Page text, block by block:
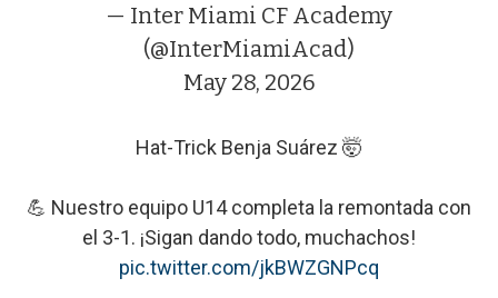
— Inter Miami CF Academy
(@InterMiamiAcad)
May 28, 2026
Hat-Trick Benja Suárez 🤯
💪 Nuestro equipo U14 completa la remontada con
el 3-1. ¡Sigan dando todo, muchachos!
pic.twitter.com/jkBWZGNPcq